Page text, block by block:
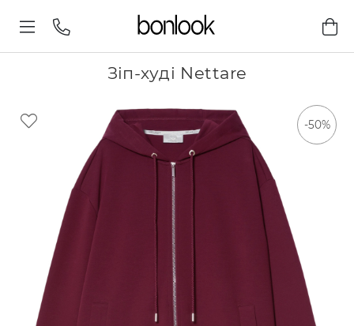
Зіп-худі Nettare
-50%